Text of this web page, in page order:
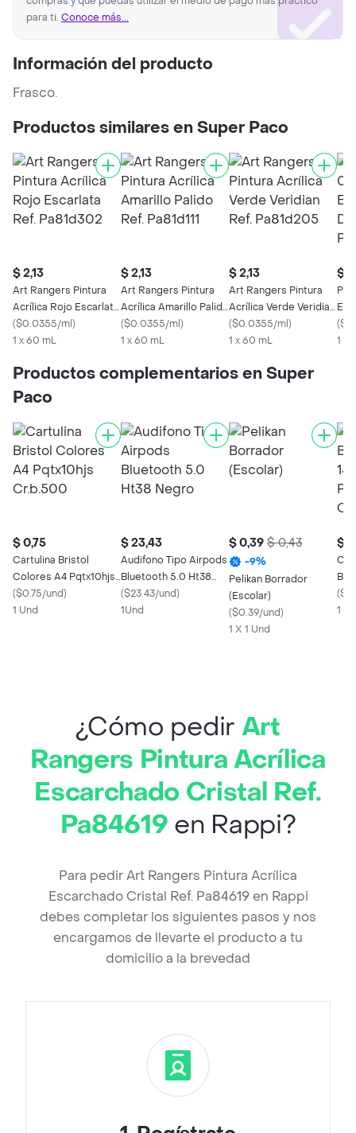
para ti. Conoce más...
Información del producto
Frasco.
Productos similares en Super Paco
$ 2,13
Art Rangers Pintura
Acrílica Rojo Escarlata
Ref. Pa81d302
($0.0355/ml)
1 x 60 mL
$ 2,13
Art Rangers Pintura
Acrílica Amarillo Palido
Ref. Pa81d111
($0.0355/ml)
1 x 60 mL
$ 2,13
Art Rangers Pintura
Acrílica Verde Veridian
Ref. Pa81d205
($0.0355/ml)
1 x 60 mL
$
(
1
Productos complementarios en Super
Paco
$ 0,75
Cartulina Bristol
Colores A4 Pqtx10hjs
Cr.b.500
($0.75/und)
1 Und
$ 23,43
Audifono Tipo Airpods
Bluetooth 5.0 Ht38
Negro
($23.43/und)
1Und
$ 0,39 $ 0,43
-9%
Pelikan Borrador
(Escolar)
($0.39/und)
1 X 1 Und
$
(
1
¿Cómo pedir Art
Rangers Pintura Acrílica
Escarchado Cristal Ref.
Pa84619 en Rappi?
Para pedir Art Rangers Pintura Acrílica
Escarchado Cristal Ref. Pa84619 en Rappi
debes completar los siguientes pasos y nos
encargamos de llevarte el producto a tu
domicilio a la brevedad